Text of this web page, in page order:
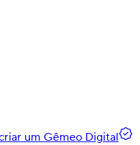
um Gêmeo Digital